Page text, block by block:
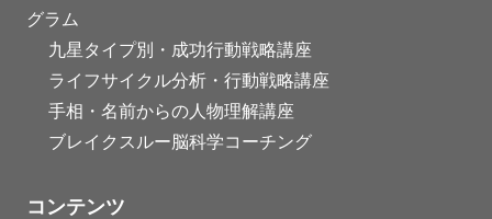
グラム
九星タイプ別・成功行動戦略講座
ライフサイクル分析・行動戦略講座
手相・名前からの人物理解講座
ブレイクスルー脳科学コーチング
コンテンツ